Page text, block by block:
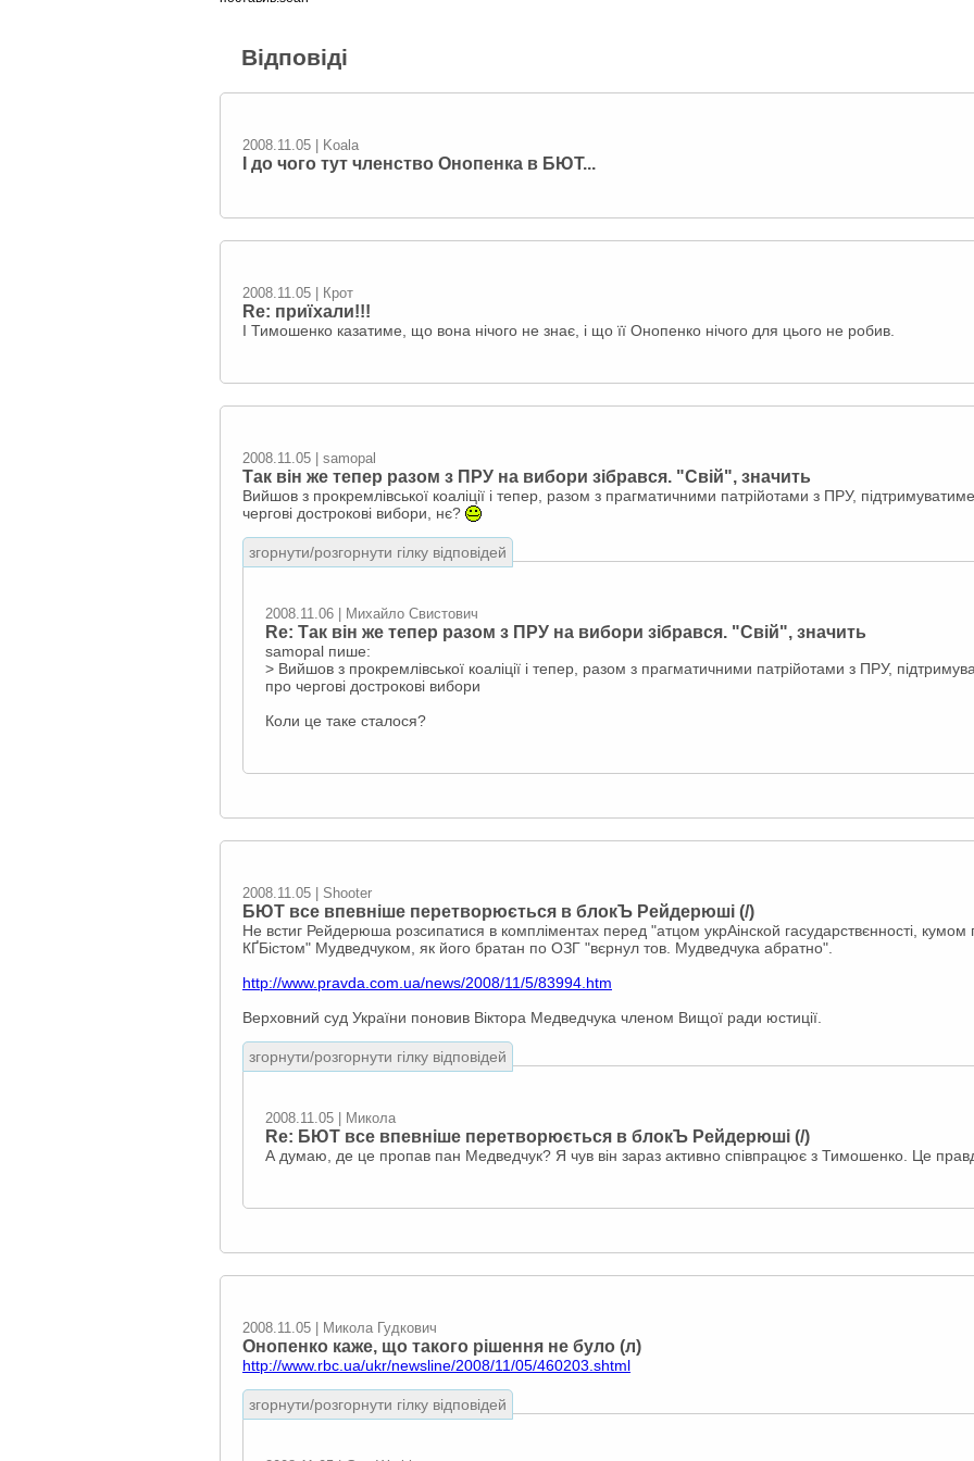
Відповіді
2008.11.05 | Koala
І до чого тут членство Онопенка в БЮТ...
2008.11.05 | Крот
Re: приїхали!!!
І Тимошенко казатиме, що вона нічого не знає, і що її Онопенко нічого для цього не робив.
2008.11.05 | samopal
Так він же тепер разом з ПРУ на вибори зібрався. "Свій", значить
Вийшов з прокремлівської коаліції і тепер, разом з прагматичними патрійотами з ПРУ,
чергові дострокові вибори, нє?
згорнути/розгорнути гілку відповідей
2008.11.06 | Михайло Свистович
Re: Так він же тепер разом з ПРУ на вибори зібрався. "Свій", значить
samopal пише:
> Вийшов з прокремлівської коаліції і тепер, разом з прагматичними патрійотами з ПРУ,
про чергові дострокові вибори
Коли це таке сталося?
2008.11.05 | Shooter
БЮТ все впевніше перетворюється в блокЪ Рейдерюші (/)
Не встиг Рейдерюша розсипатися в компліментах перед "атцом укрАінской гасударствєнності, кумом
КҐБістом" Мудведчуком, як його братан по ОЗГ "вєрнул тов. Мудведчука абратно".
http://www.pravda.com.ua/news/2008/11/5/83994.htm
Верховний суд України поновив Віктора Медведчука членом Вищої ради юстиції.
згорнути/розгорнути гілку відповідей
2008.11.05 | Микола
Re: БЮТ все впевніше перетворюється в блокЪ Рейдерюші (/)
А думаю, де це пропав пан Медведчук? Я чув він зараз активно співпрацює з Тимошенко. Це
2008.11.05 | Микола Гудкович
Онопенко каже, що такого рішення не було (л)
http://www.rbc.ua/ukr/newsline/2008/11/05/460203.shtml
згорнути/розгорнути гілку відповідей